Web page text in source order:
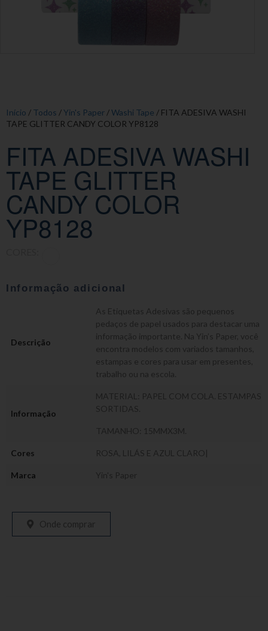
Início / Todos /Yin's Paper /Washi Tape / FITA ADESIVA WASHI
TAPE GLITTER CANDY COLOR YP8128
FITA ADESIVA WASHI
TAPE GLITTER
CANDY COLOR
YP8128
Informação adicional
Descrição
As Etiquetas Adesivas são pequenos
pedaços de papel usados para destacar uma
informação importante. Na Yin’s Paper, você
encontra modelos com variados tamanhos,
estampas e cores para usar em presentes,
trabalho ou na escola.
Informação
MATERIAL: PAPEL COM COLA. ESTAMPAS
SORTIDAS.
TAMANHO: 15MMX3M.
Cores ROSA, LILÁS E AZUL CLARO|
Marca Yin's Paper
Onde comprar